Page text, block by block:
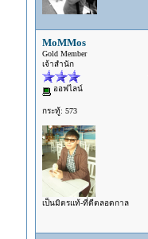
MoMMos
Gold Member
เจ้าสำนัก
ออฟไลน์
กระทู้: 573
เป็นมิตรแท้-ที่ดีตลอดกาล